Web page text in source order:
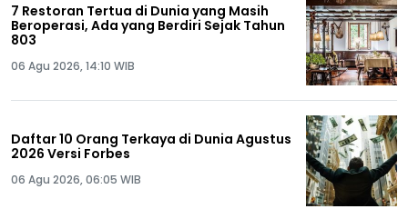
7 Restoran Tertua di Dunia yang Masih
Beroperasi, Ada yang Berdiri Sejak Tahun
803
06 Agu 2026, 14:10 WIB
Daftar 10 Orang Terkaya di Dunia Agustus
2026 Versi Forbes
06 Agu 2026, 06:05 WIB